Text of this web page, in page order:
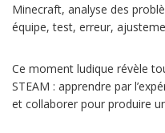
Minecraft, analyse des
équipe, test, erreur,
Ce moment ludique révèle
STEAM : apprendre par
et collaborer pour produire